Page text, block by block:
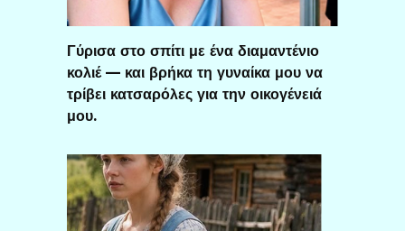
Γύρισα στο σπίτι με ένα διαμαντένιο
κολιέ — και βρήκα τη γυναίκα μου να
τρίβει κατσαρόλες για την οικογένειά
μου.